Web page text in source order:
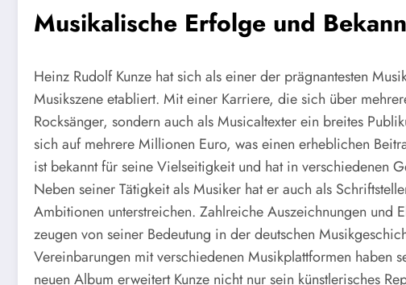
Musikalische Erfolge und
Heinz Rudolf Kunze hat sich als einer der prägnantesten
Musikszene etabliert. Mit einer Karriere, die sich über
Rocksänger, sondern auch als Musicaltexter ein breites
sich auf mehrere Millionen Euro, was einen erheblichen
ist bekannt für seine Vielseitigkeit und hat in verschiedenen
Neben seiner Tätigkeit als Musiker hat er auch als
Ambitionen unterstreichen. Zahlreiche Auszeichnungen und
zeugen von seiner Bedeutung in der deutschen
Vereinbarungen mit verschiedenen Musikplattformen haben
neuen Album erweitert Kunze nicht nur sein künstlerisches